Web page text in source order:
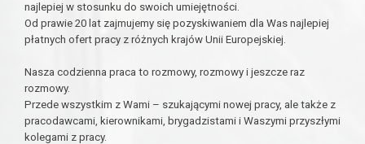
najlepiej w stosunku do swoich umiejętności.
Od prawie 20 lat zajmujemy się pozyskiwaniem dla Was najlepiej
płatnych ofert pracy z różnych krajów Unii Europejskiej.
Nasza codzienna praca to rozmowy, rozmowy i jeszcze raz
rozmowy.
Przede wszystkim z Wami – szukającymi nowej pracy, ale także z
pracodawcami, kierownikami, brygadzistami i Waszymi przyszłymi
kolegami z pracy.